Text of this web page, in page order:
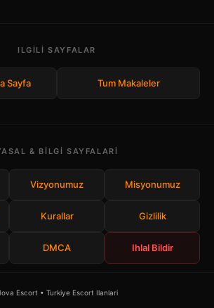
ILGILI SAYFALAR
Sayfa Tum Makaleler
& BILGI SAYFALARI
Vizyonumuz Misyonumuz
Kurallar Gizlilik
DMCA Ihlal Bildir
Escort • Turkiye Escort Ilanlari